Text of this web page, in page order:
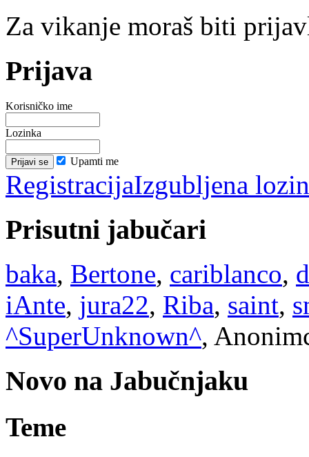
Za vikanje moraš biti
Prijava
Korisničko ime
Lozinka
Upamti me
RegistracijaIzgubljena
Prisutni jabučari
baka, Bertone, cariblanco,
iAnte, jura22, Riba, saint,
^SuperUnknown^,
Novo na Jabučnjaku
Teme